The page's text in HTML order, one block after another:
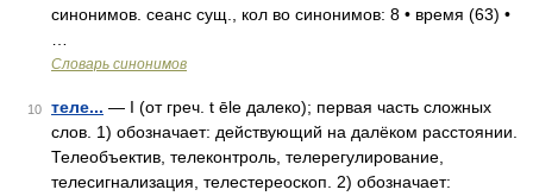
синонимов. сеанс сущ., кол во синонимов: 8 • время (63) •
Словарь синонимов
10 теле... — I (от греч. t ēle далеко); первая часть сложных
слов. 1) обозначает: действующий на далёком расстоянии.
Телеобъектив, телеконтроль, телерегулирование,
телесигнализация, телестереоскоп. 2) обозначает: